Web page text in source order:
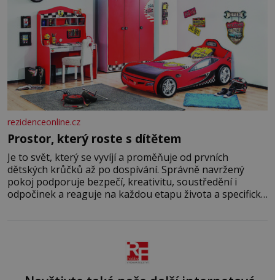
rezidenceonline.cz
Prostor, který roste s dítětem
Je to svět, který se vyvíjí a proměňuje od prvních
dětských krůčků až po dospívání. Správně navržený
pokoj podporuje bezpečí, kreativitu, soustředění i
odpočinek a reaguje na každou etapu života a specifické